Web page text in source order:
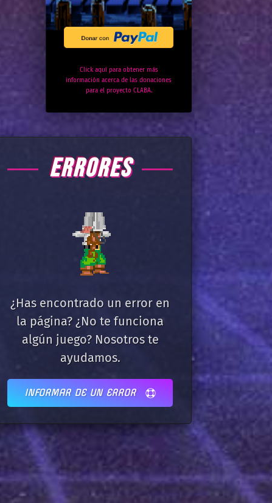
Click aquí para obtener más
información acerca de las donaciones
para el proyecto CLABA.
ERRORES
¿Has encontrado un error en
la página? ¿No te funciona
algún juego? Nosotros te
ayudamos.
INFORMAR DE UN ERROR